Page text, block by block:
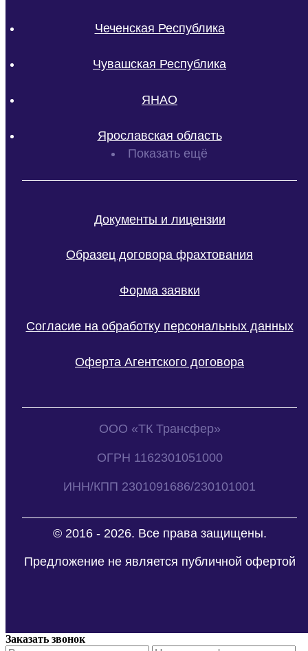
Чеченская Республика
Чувашская Республика
ЯНАО
Ярославская область
Показать ещё
Документы и лицензии
Образец договора фрахтования
Форма заявки
Согласие на обработку персональных данных
Оферта Агентского договора
ООО «ТК Трансфер»
ОГРН 1162301051000
ИНН/КПП 2301091686/230101001
© 2016 - 2026. Все права защищены.
Предложение не является публичной офертой
Заказать звонок